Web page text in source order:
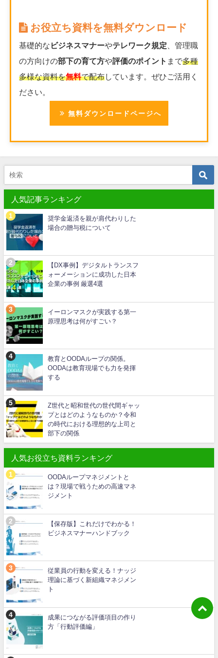
お役立ち資料を無料ダウンロード
基礎的な ビジネスマナーやテレワーク規定 、管理職
の方向けの部下の育て方や評価のポイント まで多種
多様な資料を無料で配布しています。ぜひご活用く
ださい。
無料ダウンロードページへ
人気記事ランキング
奨学金返済を親が肩代わりした
場合の贈与税について
【DX事例】デジタルトランスフ
ォーメーションに成功した日本
企業の事例 厳選4選
イーロンマスクが実践する第一
原理思考は何がすごい？
教育とOODAループの関係。
OODAは教育現場でも力を発揮
する
Z世代と昭和世代の世代間ギャッ
プとはどのようなものか？令和
の時代における理想的な上司と
部下の関係
人気お役立ち資料ランキング
OODAループマネジメントと
は？現場で戦うための高速マネ
ジメント
【保存版】これだけでわかる！
ビジネスマナーハンドブック
従業員の行動を変える！ナッジ
理論に基づく新組織マネジメン
ト
成果につながる評価項目の作り
方「行動評価編」